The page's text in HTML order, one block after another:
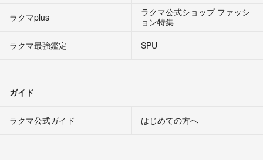
ラクマplus
ラクマ公式ショップ ファッシ
ョン特集
ラクマ最強鑑定
SPU
ガイド
ラクマ公式ガイド はじめての方へ